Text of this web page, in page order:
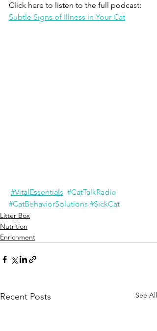
Click here to listen to the full podcast:
Subtle Signs of Illness in Your Cat
#VitalEssentials #CatTalkRadio
#CatBehaviorSolutions #SickCat
Litter Box
Nutrition
Enrichment
Recent Posts See All